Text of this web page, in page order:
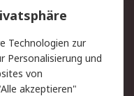
Technologien zur
Personalisierung und
von
akzeptieren"